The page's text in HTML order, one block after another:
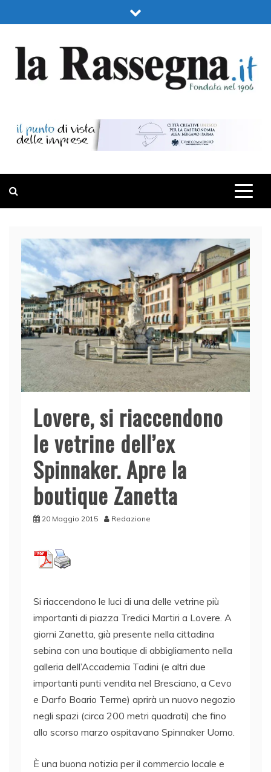
to
Lovere, si riaccendono
le vetrine dell’ex
Spinnaker. Apre la
boutique Zanetta
20 Maggio 2015 Redazione
Si riaccendono le luci di una delle vetrine più
importanti di piazza Tredici Martiri a Lovere. A
giorni Zanetta, già presente nella cittadina
sebina con una boutique di abbigliamento nella
galleria dell’Accademia Tadini (e altri due
importanti punti vendita nel Bresciano, a Cevo
e Darfo Boario Terme) aprirà un nuovo negozio
negli spazi (circa 200 metri quadrati) che fino
allo scorso marzo ospitavano Spinnaker Uomo.
È una buona notizia per il commercio locale e